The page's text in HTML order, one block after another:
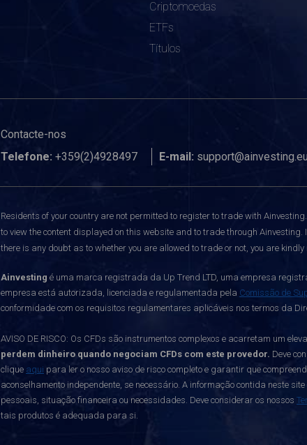
Criptomoedas
ETFs
Títulos
Contacte-nos
Telefone: +359(2)4928497 E-mail: support@ainvesting.eu
Residents of your country are not permitted to register to trade with Ainvesting.
to view the content displayed on this website and to trade through
there is any doubt as to whether you are allowed to trade or not, you are
Ainvesting é uma marca registrada da Up Trend LTD, uma empresa
empresa está autorizada, licenciada e regulamentada pela Comissão de
conformidade com os requisitos regulamentares aplicáveis nos termos da
AVISO DE RISCO: Os CFDs são instrumentos complexos e acarretam um
perdem dinheiro quando negociam CFDs com este provedor. Deve
clique aqui para ler o nosso aviso de risco completo e garantir que
aconselhamento independente, se necessário. A informação contida neste
pessoais, situação financeira ou necessidades. Deve considerar os nossos
tais produtos é adequada para si.